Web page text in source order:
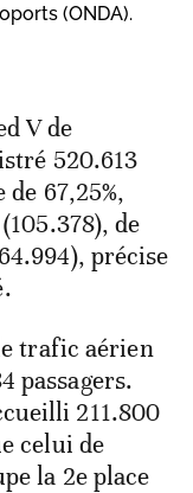
(ONDA).
V de
520.613
de 67,25%,
de
précise
trafic aérien
passagers.
211.800
celui de
la 2e place